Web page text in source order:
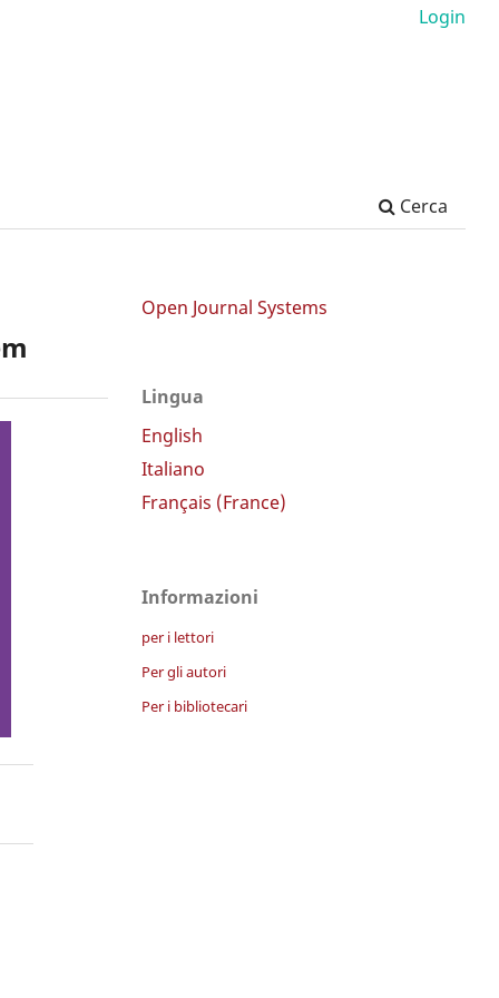
Cerca
Login
Open Journal Systems
Lingua
English
Italiano
Français (France)
Informazioni
per i lettori
Per gli autori
Per i bibliotecari